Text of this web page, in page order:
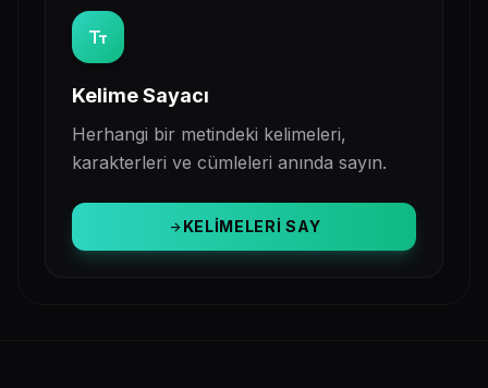
text_fields
Kelime Sayacı
Herhangi bir metindeki kelimeleri,
karakterleri ve cümleleri anında sayın.
arrow_forwardKELIMELERI SAY